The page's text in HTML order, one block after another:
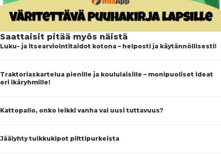
Saattaisit pitää myös näistä
Luku- ja itsearviointitaidot kotona – helposti ja käytännöllisesti!
Traktoriaskartelua pienille ja koululaisille – monipuoliset ideat
eri ikäryhmille!
Kattopallo, onko leikki vanha vai uusi tuttavuus?
Jäälyhty tuikkukipot pilttipurkeista